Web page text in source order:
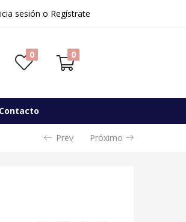
sesión o Regístrate
0 0
Contacto
Prev Próximo